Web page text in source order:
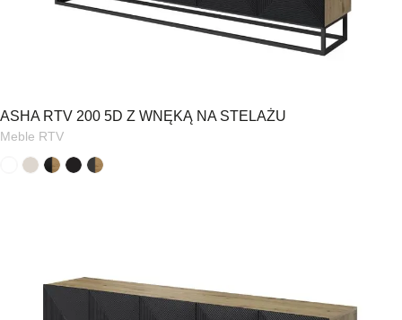
ASHA RTV 200 5D Z WNĘKĄ NA STELAŻU
Meble RTV